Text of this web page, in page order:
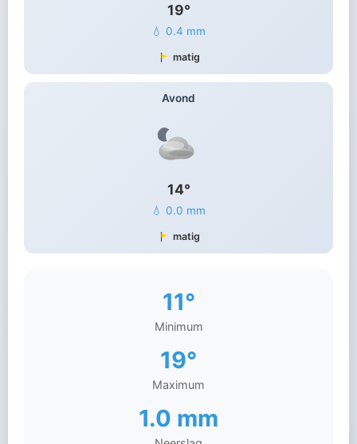
19°
💧 0.4 mm
matig
Avond
14°
💧 0.0 mm
matig
11°
Minimum
19°
Maximum
1.0 mm